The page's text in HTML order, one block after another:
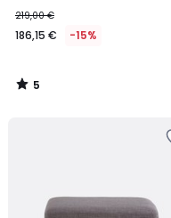
219,00 €
186,15 € -15%
5
/